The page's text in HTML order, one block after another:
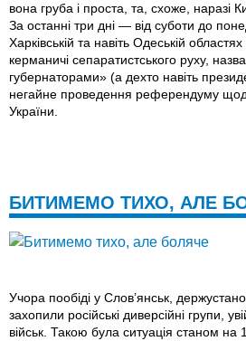
вона груба і проста, та, схоже, наразі
За останні три дні — від суботи до
Харківській та навіть Одеській
керманичі сепаратистського руху,
губернаторами» (а дехто навіть
негайне проведення референдуму
України.
БИТИМЕМО ТИХО, АЛЕ
Учора пообіді у Слов’янськ,
захопили російські диверсійні групи,
військ. Такою була ситуація станом